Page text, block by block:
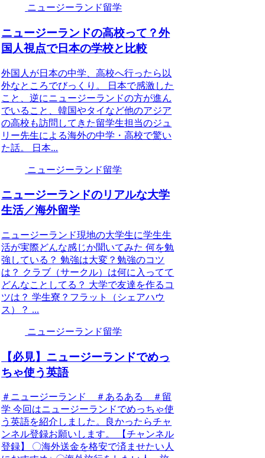
ニュージーランド留学
ニュージーランドの高校って？外
国人視点で日本の学校と比較
外国人が日本の中学、高校へ行ったら以
外なところでびっくり。 日本で感激した
こと、逆にニュージーランドの方が進ん
でいること、韓国やタイなど他のアジア
の高校も訪問してきた留学生担当のジュ
リー先生による海外の中学・高校で驚い
た話。 日本...
ニュージーランド留学
ニュージーランドのリアルな大学
生活／海外留学
ニュージーランド現地の大学生に学生生
活が実際どんな感じか聞いてみた 何を勉
強している？ 勉強は大変？勉強のコツ
は？ クラブ（サークル）は何に入ってて
どんなことしてる？ 大学で友達を作るコ
ツは？ 学生寮？フラット（シェアハウ
ス）？ ...
ニュージーランド留学
【必見】ニュージーランドでめっ
ちゃ使う英語
＃ニュージーランド ＃あるある ＃留
学 今回はニュージーランドでめっちゃ使
う英語を紹介しました。良かったらチャ
ンネル登録お願いします。 【チャンネル
登録】 〇海外送金を格安で済ませたい人